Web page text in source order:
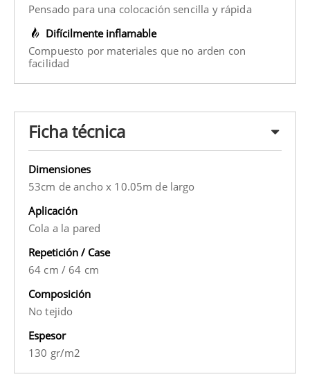
Pensado para una colocación sencilla y rápida
Difícilmente inflamable
Compuesto por materiales que no arden con
facilidad
Ficha técnica
Dimensiones
53cm de ancho x 10.05m de largo
Aplicación
Cola a la pared
Repetición / Case
64 cm / 64 cm
Composición
No tejido
Espesor
130 gr/m2